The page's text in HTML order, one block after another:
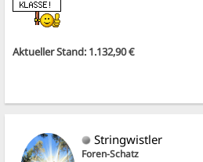
Aktueller Stand: 1.132,90 €
Stringwistler
Foren-Schatz